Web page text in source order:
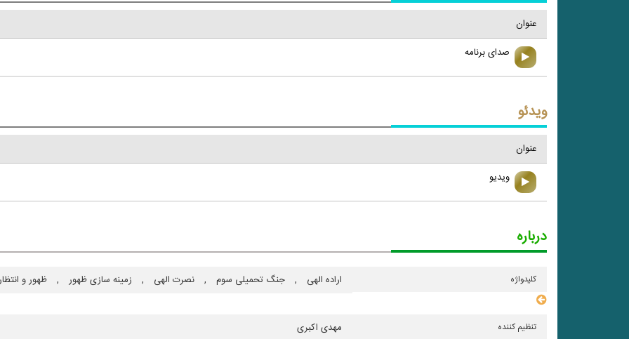
عنوان
صدای برنامه
ویدئو
عنوان
ویدیو
درباره
کلیدواژه اراده الهی , جنگ تحمیلی سوم , نصرت الهی , زمینه سازی ظهور , ظهور و
تنظیم کننده مهدی اکبری